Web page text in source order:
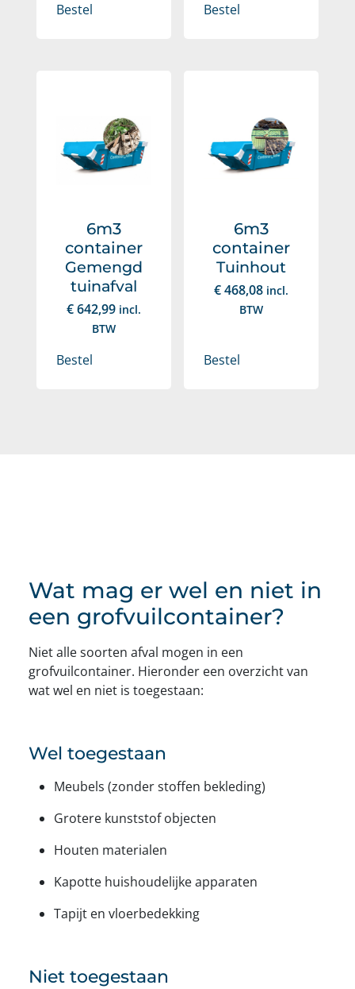
Bestel Bestel
6m3
container
Gemengd
tuinafval
€642,99 incl.
BTW
Bestel
6m3
container
Tuinhout
€468,08 incl.
BTW
Bestel
Wat mag er wel en niet in
een grofvuilcontainer?
Niet alle soorten afval mogen in een
grofvuilcontainer. Hieronder een overzicht van
wat wel en niet is toegestaan:
Wel toegestaan
Meubels (zonder stoffen bekleding)
Grotere kunststof objecten
Houten materialen
Kapotte huishoudelijke apparaten
Tapijt en vloerbedekking
Niet toegestaan